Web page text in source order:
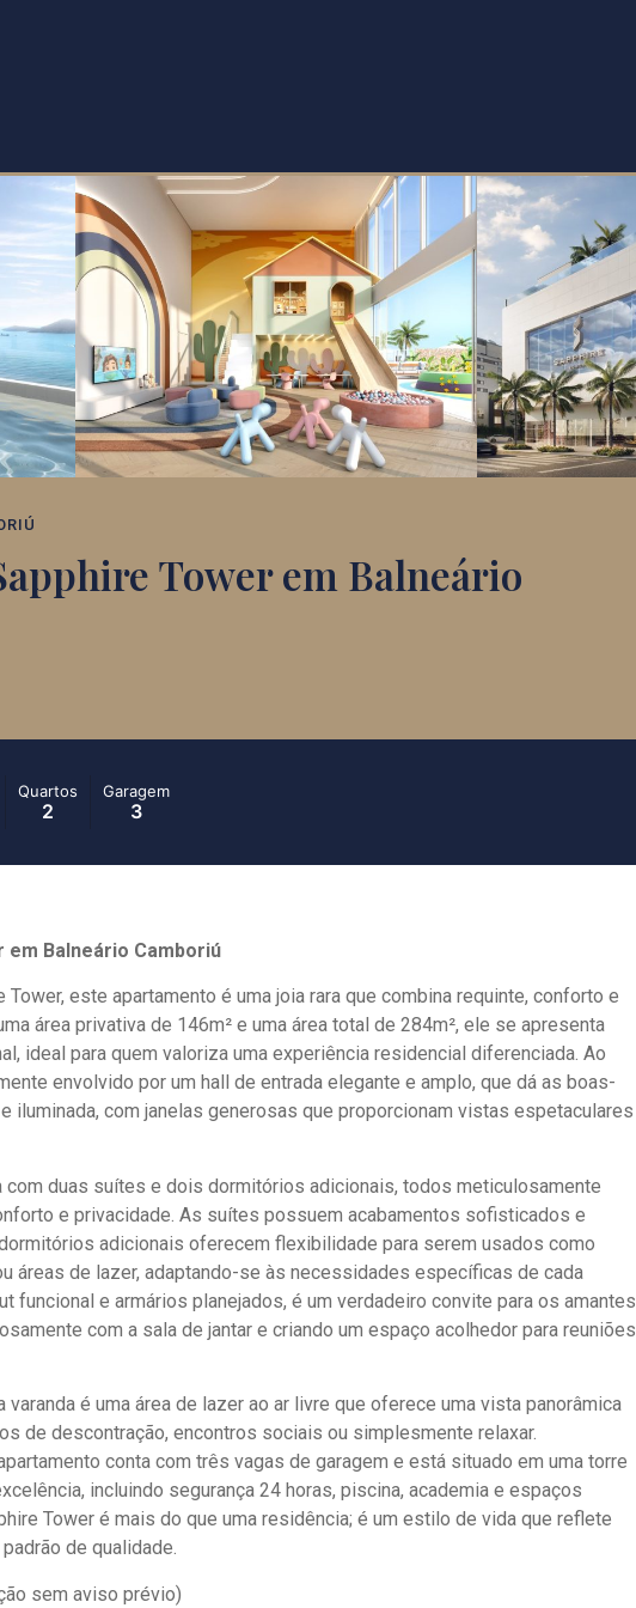
Tower em Balneário
Quartos
2
Garagem
3
em Balneário Camboriú
este apartamento é uma joia rara que combina requinte, conforto e
área privativa de 146m² e uma área total de 284m², ele se apresenta
ideal para quem valoriza uma experiência residencial diferenciada. Ao
envolvido por um hall de entrada elegante e amplo, que dá as boas-
iluminada, com janelas generosas que proporcionam vistas espetaculares
com duas suítes e dois dormitórios adicionais, todos meticulosamente
e privacidade. As suítes possuem acabamentos sofisticados e
adicionais oferecem flexibilidade para serem usados como
áreas de lazer, adaptando-se às necessidades específicas de cada
funcional e armários planejados, é um verdadeiro convite para os amantes
com a sala de jantar e criando um espaço acolhedor para reuniões
é uma área de lazer ao ar livre que oferece uma vista panorâmica
de descontração, encontros sociais ou simplesmente relaxar.
conta com três vagas de garagem e está situado em uma torre
incluindo segurança 24 horas, piscina, academia e espaços
Tower é mais do que uma residência; é um estilo de vida que reflete
de qualidade.
sem aviso prévio)